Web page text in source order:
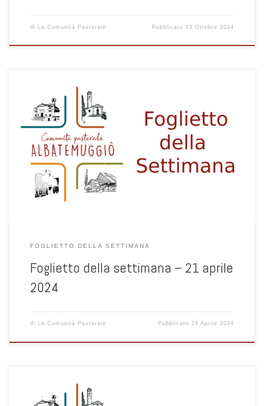
di La Cumunità Pastorale Pubblicato 13 Ottobre 2024
FOGLIETTO DELLA SETTIMANA
Foglietto della settimana – 21 aprile
2024
di La Cumunità Pastorale Pubblicato 19 Aprile 2024